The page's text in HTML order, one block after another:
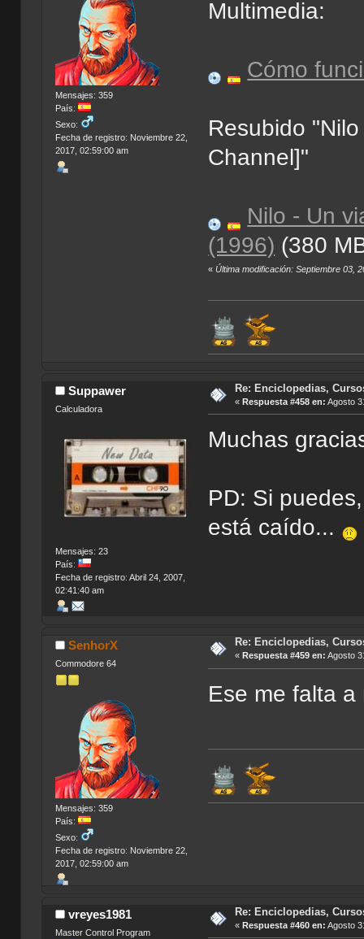
Mensajes: 359
País:
Sexo:
Fecha de registro: Noviembre 22,
2017, 02:59:00 am
Multimedia:
Cómo
Resubido
Channel]"
Nilo - Un
(1996) (380
«Última modificación: Septiembre 03,
Suppawer
Calculadora
Mensajes: 23
País:
Fecha de registro: Abril 24, 2007,
02:41:40 am
Re: Enciclopedias,
« Respuesta #458 en: Agosto
Muchas
PD: Si
está caído...
SenhorX
Commodore 64
Mensajes: 359
País:
Sexo:
Fecha de registro: Noviembre 22,
2017, 02:59:00 am
Re: Enciclopedias,
« Respuesta #459 en: Agosto
Ese me falta
vreyes1981
Master Control Program
Re: Enciclopedias,
« Respuesta #460 en: Agosto